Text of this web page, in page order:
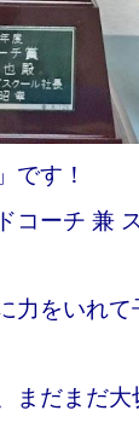
です！
ーチ 兼
をいれて
だまだ大